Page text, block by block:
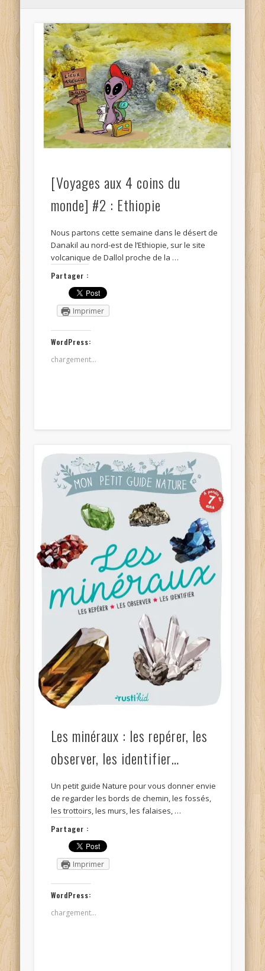
[Voyages aux 4 coins du
monde] #2 : Ethiopie
Nous partons cette semaine dans le désert de
Danakil au nord-est de l’Ethiopie, sur le site
volcanique de Dallol proche de la …
Partager :
Imprimer
WordPress:
chargement…
Les minéraux : les repérer, les
observer, les identifier…
Un petit guide Nature pour vous donner envie
de regarder les bords de chemin, les fossés,
les trottoirs, les murs, les falaises, …
Partager :
Imprimer
WordPress:
chargement…